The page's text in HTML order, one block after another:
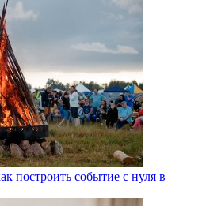
построить событие с нуля в